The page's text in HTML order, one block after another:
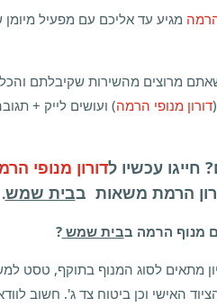
הרמה מגיע עד אליכם עם מפעיל
מרוצים מהשירות שקיבלתם
דורון מנופי הרמה) ועושים לייק +
עכשיו לדורון מנופי
בית שמש.
מנוף הרמה בבית שמש?
מתאים לסוג המנוף בתוקף, טסט
האישי וכן ביטוח צד ג'. חשוב